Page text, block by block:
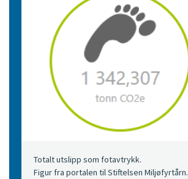
Totalt utslipp som fotavtrykk.
Figur fra portalen til Stiftelsen Miljøfyrtårn.